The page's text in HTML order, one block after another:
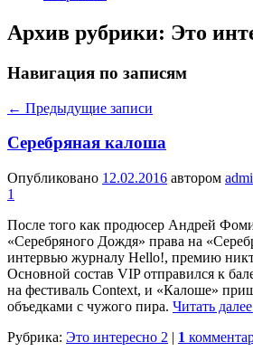
Архив рубрики: Это
Навигация по записям
← Предыдущие записи
Серебряная кало­ша
Опубликовано 12.02.2016 автором
1
После того как продюсер Андрей
«Серебряного Дождя» права на
интервью журналу Hello!, премию
Основной состав VIP отправился к
на фестиваль Context, и «Калоше»
объедками с чужого пира. Читать далее
Рубрика: Это интересно 2 | 1